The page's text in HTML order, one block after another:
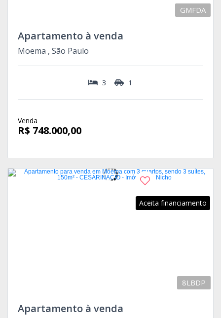
GMFDA
Apartamento à venda
Moema , São Paulo
3 1
Venda
R$ 748.000,00
Aceita financiamento
8LBDP
Apartamento à venda